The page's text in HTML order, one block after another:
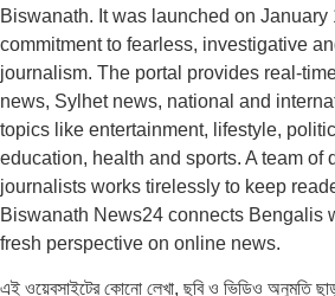
Biswanath. It was launched on January
commitment to fearless, investigative
journalism. The portal provides real-
news, Sylhet news, national and
topics like entertainment, lifestyle,
education, health and sports. A team of
journalists works tirelessly to keep
Biswanath News24 connects Bengalis
fresh perspective on online news.
এই ওয়েবসাইটের কোনো লেখা, ছবি ও ভিডিও অনুমতি